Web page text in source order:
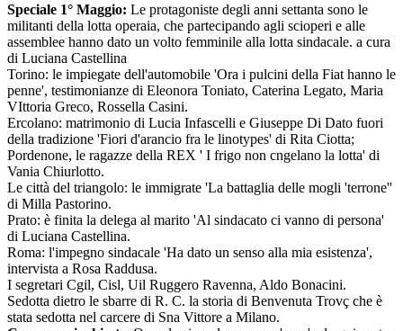
Speciale 1° Maggio: Le protagoniste degli anni settanta sono le
militanti della lotta operaia, che partecipando agli scioperi e alle
assemblee hanno dato un volto femminile alla lotta sindacale. a cura
di Luciana Castellina
Torino: le impiegate dell'automobile 'Ora i pulcini della Fiat hanno le
penne', testimonianze di Eleonora Toniato, Caterina Legato, Maria
VIttoria Greco, Rossella Casini.
Ercolano: matrimonio di Lucia Infascelli e Giuseppe Di Dato fuori
della tradizione 'Fiori d'arancio fra le linotypes' di Rita Ciotta;
Pordenone, le ragazze della REX ' I frigo non cngelano la lotta' di
Vania Chiurlotto.
Le città del triangolo: le immigrate 'La battaglia delle mogli 'terrone''
di Milla Pastorino.
Prato: è finita la delega al marito 'Al sindacato ci vanno di persona'
di Luciana Castellina.
Roma: l'impegno sindacale 'Ha dato un senso alla mia esistenza',
intervista a Rosa Raddusa.
I segretari Cgil, Cisl, Uil Ruggero Ravenna, Aldo Bonacini.
Sedotta dietro le sbarre di R. C. la storia di Benvenuta Trovç che è
stata sedotta nel carcere di Sna Vittore a Milano.